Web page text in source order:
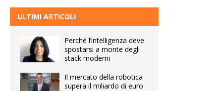
ULTIMI ARTICOLI
Perché l’intelligenza deve
spostarsi a monte degli
stack moderni
Il mercato della robotica
supera il miliardo di euro